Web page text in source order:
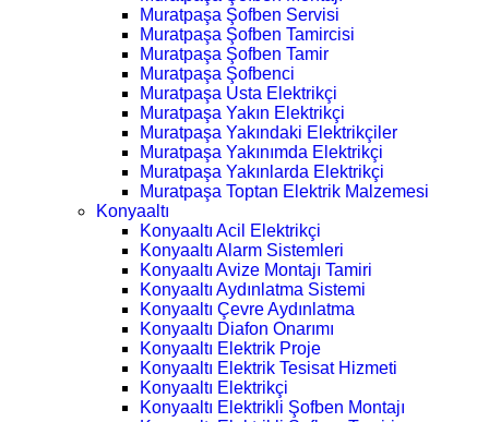
Muratpaşa Şofben Servisi
Muratpaşa Şofben Tamircisi
Muratpaşa Şofben Tamir
Muratpaşa Şofbenci
Muratpaşa Usta Elektrikçi
Muratpaşa Yakın Elektrikçi
Muratpaşa Yakındaki Elektrikçiler
Muratpaşa Yakınımda Elektrikçi
Muratpaşa Yakınlarda Elektrikçi
Muratpaşa Toptan Elektrik Malzemesi
Konyaaltı
Konyaaltı Acil Elektrikçi
Konyaaltı Alarm Sistemleri
Konyaaltı Avize Montajı Tamiri
Konyaaltı Aydınlatma Sistemi
Konyaaltı Çevre Aydınlatma
Konyaaltı Diafon Onarımı
Konyaaltı Elektrik Proje
Konyaaltı Elektrik Tesisat Hizmeti
Konyaaltı Elektrikçi
Konyaaltı Elektrikli Şofben Montajı